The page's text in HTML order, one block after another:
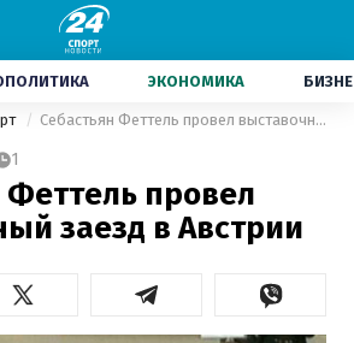
ЭКОНОМИКА
Себастьян Феттель провел выставочный заезд в Австрии
1
Феттель провел
заезд в Австрии